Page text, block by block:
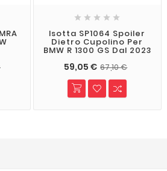
    
Isotta SP1064 Spoiler
Dietro Cupolino Per
BMW R 1300 GS Dal 2023
59,05 € 67,10 €